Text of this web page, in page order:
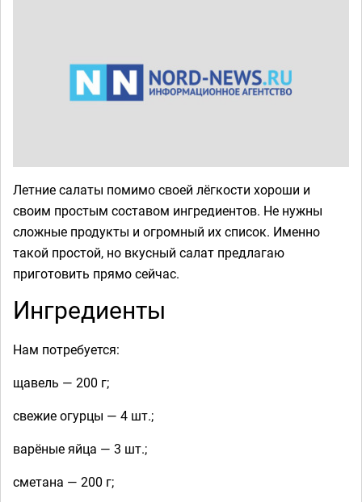
Летние салаты помимо своей лёгкости хороши и
своим простым составом ингредиентов. Не нужны
сложные продукты и огромный их список. Именно
такой простой, но вкусный салат предлагаю
приготовить прямо сейчас.
Ингредиенты
Нам потребуется:
щавель — 200 г;
свежие огурцы — 4 шт.;
варёные яйца — 3 шт.;
сметана — 200 г;